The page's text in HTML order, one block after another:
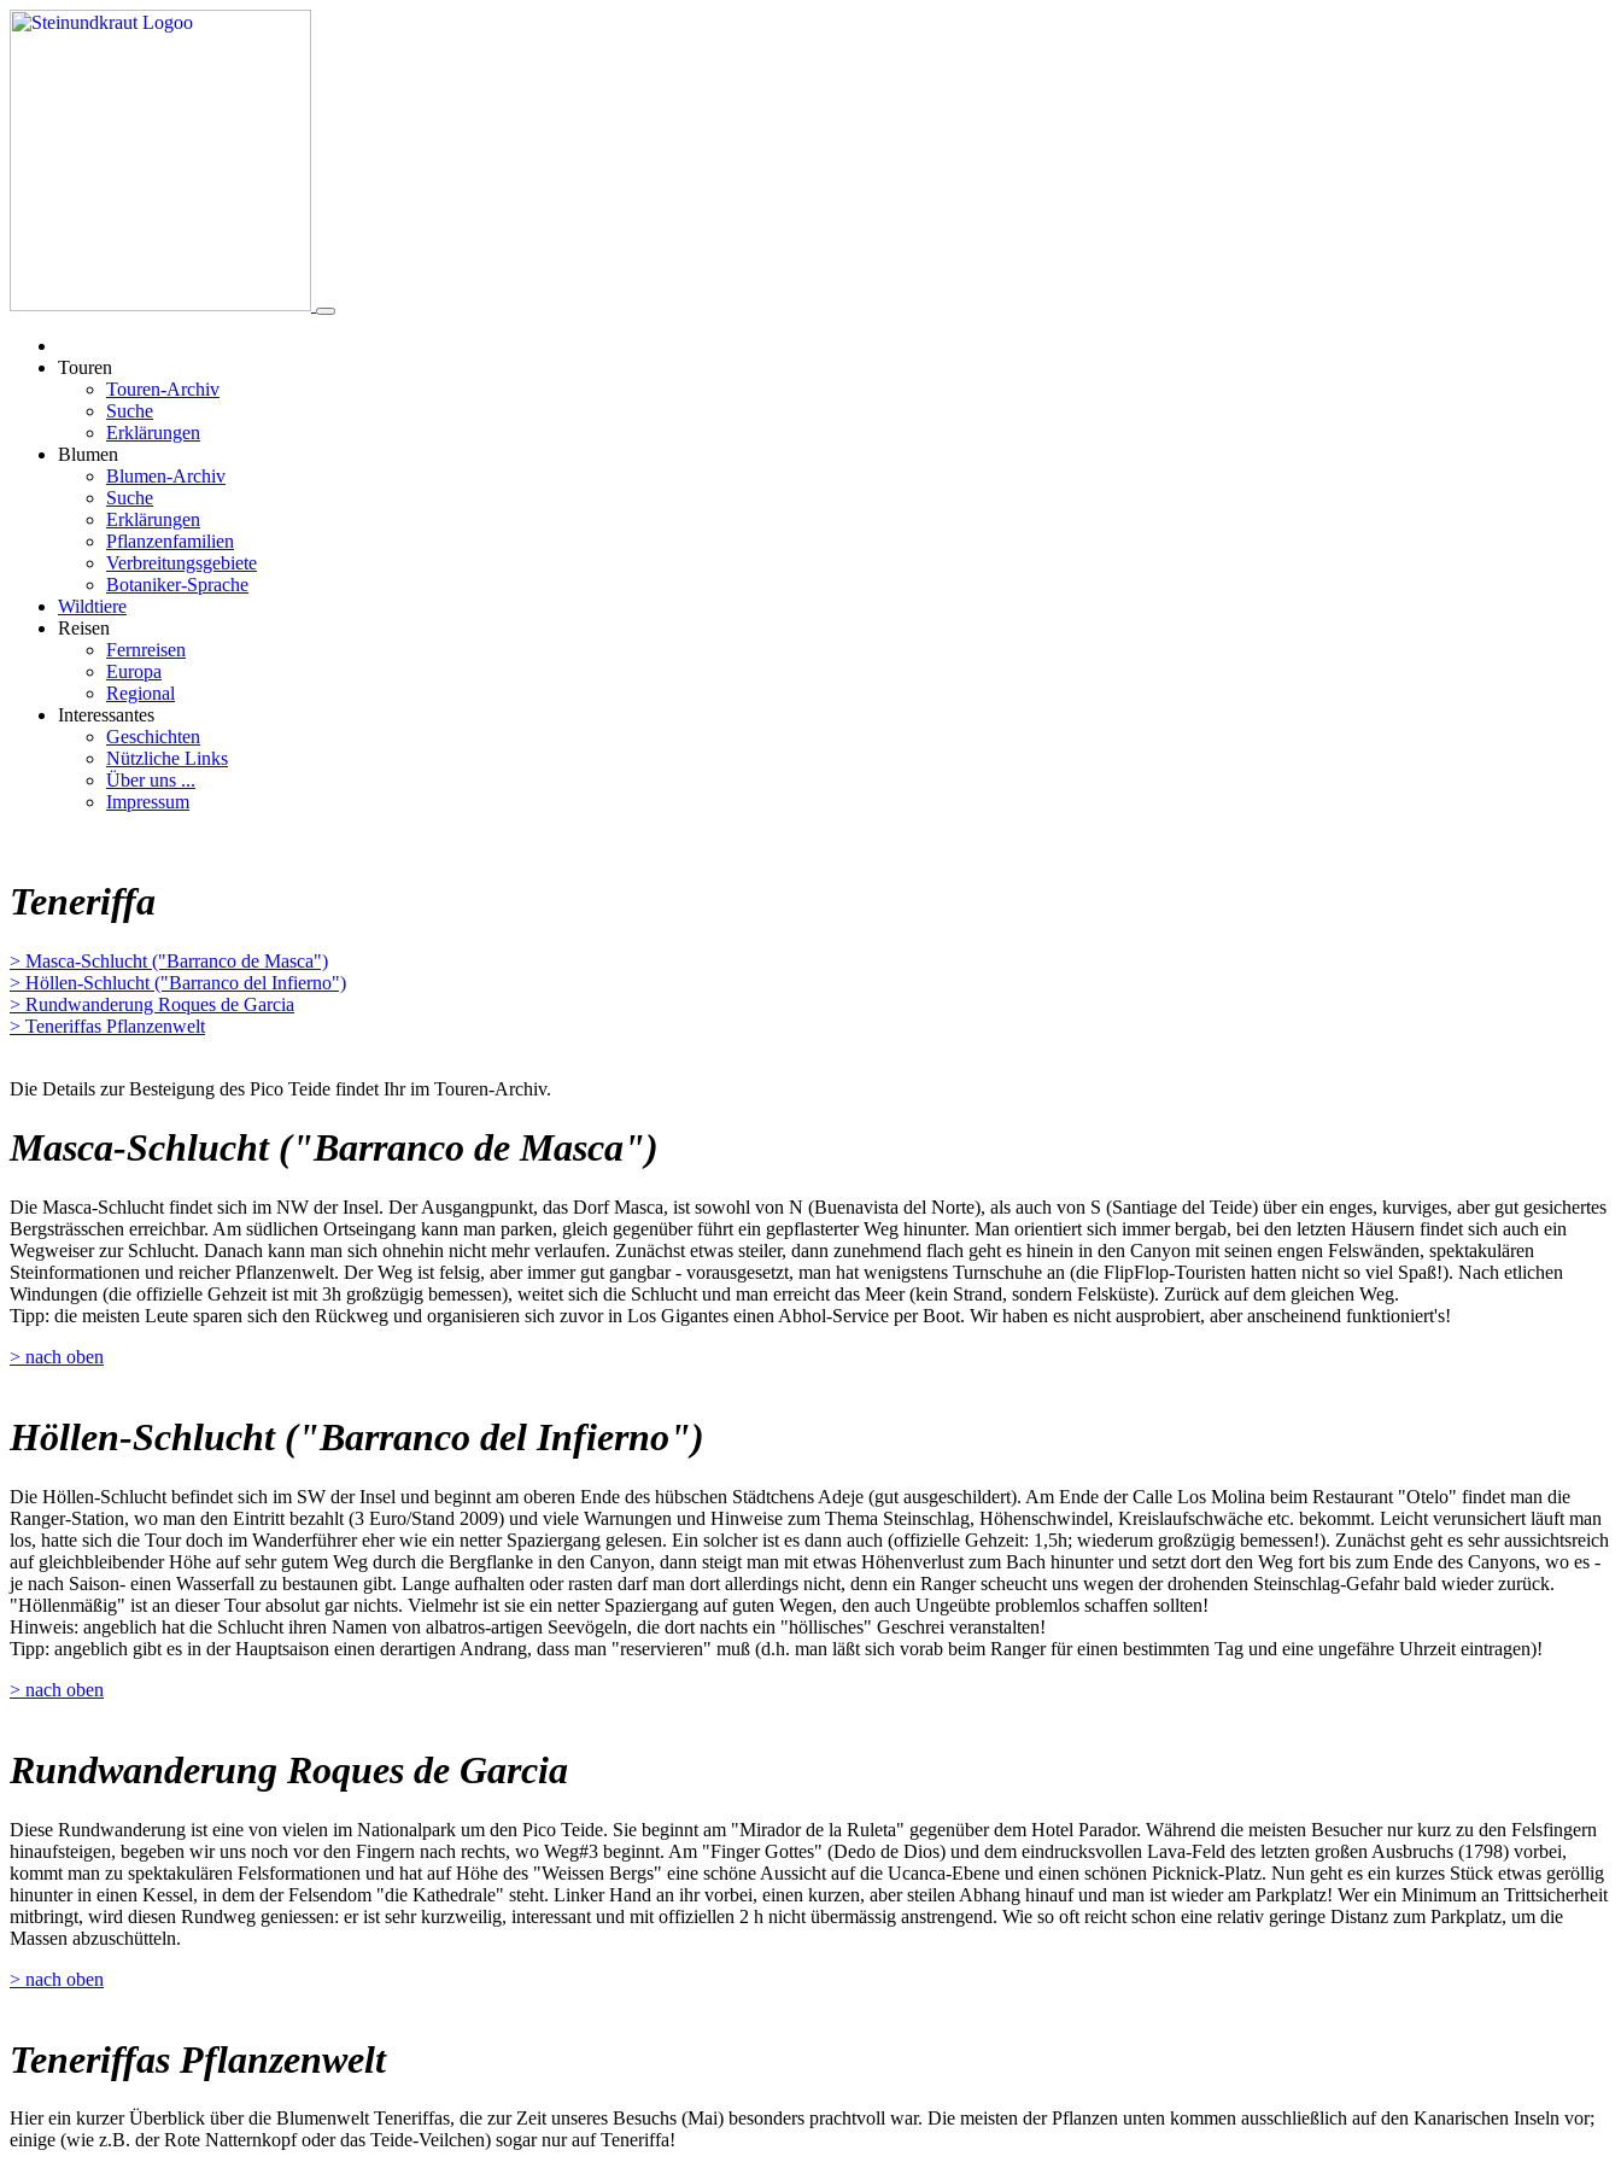
Touren
Touren-Archiv
Suche
Erklärungen
Blumen
Blumen-Archiv
Suche
Erklärungen
Pflanzenfamilien
Verbreitungsgebiete
Botaniker-Sprache
Wildtiere
Reisen
Fernreisen
Europa
Regional
Interessantes
Geschichten
Nützliche Links
Über uns ...
Impressum
Teneriffa
> Masca-Schlucht ("Barranco de Masca")
> Höllen-Schlucht ("Barranco del Infierno")
> Rundwanderung Roques de Garcia
> Teneriffas Pflanzenwelt
Die Details zur Besteigung des Pico Teide findet Ihr im Touren-Archiv.
Masca-Schlucht ("Barranco de Masca")
Die Masca-Schlucht findet sich im NW der Insel. Der Ausgangpunkt, das Dorf Masca, ist sowohl von N (Buenavista del Norte), als auch von S (Santiage del Teide) über ein enges, kurviges, aber gut gesichertes
Bergsträsschen erreichbar. Am südlichen Ortseingang kann man parken, gleich gegenüber führt ein gepflasterter Weg hinunter. Man orientiert sich immer bergab, bei den letzten Häusern findet sich auch ein
Wegweiser zur Schlucht. Danach kann man sich ohnehin nicht mehr verlaufen. Zunächst etwas steiler, dann zunehmend flach geht es hinein in den Canyon mit seinen engen Felswänden, spektakulären
Steinformationen und reicher Pflanzenwelt. Der Weg ist felsig, aber immer gut gangbar - vorausgesetzt, man hat wenigstens Turnschuhe an (die FlipFlop-Touristen hatten nicht so viel Spaß!). Nach etlichen
Windungen (die offizielle Gehzeit ist mit 3h großzügig bemessen), weitet sich die Schlucht und man erreicht das Meer (kein Strand, sondern Felsküste). Zurück auf dem gleichen Weg.
Tipp: die meisten Leute sparen sich den Rückweg und organisieren sich zuvor in Los Gigantes einen Abhol-Service per Boot. Wir haben es nicht ausprobiert, aber anscheinend funktioniert's!
> nach oben
Höllen-Schlucht ("Barranco del Infierno")
Die Höllen-Schlucht befindet sich im SW der Insel und beginnt am oberen Ende des hübschen Städtchens Adeje (gut ausgeschildert). Am Ende der Calle Los Molina beim Restaurant "Otelo" findet man die
Ranger-Station, wo man den Eintritt bezahlt (3 Euro/Stand 2009) und viele Warnungen und Hinweise zum Thema Steinschlag, Höhenschwindel, Kreislaufschwäche etc. bekommt. Leicht verunsichert läuft man
los, hatte sich die Tour doch im Wanderführer eher wie ein netter Spaziergang gelesen. Ein solcher ist es dann auch (offizielle Gehzeit: 1,5h; wiederum großzügig bemessen!). Zunächst geht es sehr aussichtsreich
auf gleichbleibender Höhe auf sehr gutem Weg durch die Bergflanke in den Canyon, dann steigt man mit etwas Höhenverlust zum Bach hinunter und setzt dort den Weg fort bis zum Ende des Canyons, wo es -
je nach Saison- einen Wasserfall zu bestaunen gibt. Lange aufhalten oder rasten darf man dort allerdings nicht, denn ein Ranger scheucht uns wegen der drohenden Steinschlag-Gefahr bald wieder zurück.
"Höllenmäßig" ist an dieser Tour absolut gar nichts. Vielmehr ist sie ein netter Spaziergang auf guten Wegen, den auch Ungeübte problemlos schaffen sollten!
Hinweis: angeblich hat die Schlucht ihren Namen von albatros-artigen Seevögeln, die dort nachts ein "höllisches" Geschrei veranstalten!
Tipp: angeblich gibt es in der Hauptsaison einen derartigen Andrang, dass man "reservieren" muß (d.h. man läßt sich vorab beim Ranger für einen bestimmten Tag und eine ungefähre Uhrzeit eintragen)!
> nach oben
Rundwanderung Roques de Garcia
Diese Rundwanderung ist eine von vielen im Nationalpark um den Pico Teide. Sie beginnt am "Mirador de la Ruleta" gegenüber dem Hotel Parador. Während die meisten Besucher nur kurz zu den Felsfingern
hinaufsteigen, begeben wir uns noch vor den Fingern nach rechts, wo Weg#3 beginnt. Am "Finger Gottes" (Dedo de Dios) und dem eindrucksvollen Lava-Feld des letzten großen Ausbruchs (1798) vorbei,
kommt man zu spektakulären Felsformationen und hat auf Höhe des "Weissen Bergs" eine schöne Aussicht auf die Ucanca-Ebene und einen schönen Picknick-Platz. Nun geht es ein kurzes Stück etwas geröllig
hinunter in einen Kessel, in dem der Felsendom "die Kathedrale" steht. Linker Hand an ihr vorbei, einen kurzen, aber steilen Abhang hinauf und man ist wieder am Parkplatz! Wer ein Minimum an Trittsicherheit
mitbringt, wird diesen Rundweg geniessen: er ist sehr kurzweilig, interessant und mit offiziellen 2 h nicht übermässig anstrengend. Wie so oft reicht schon eine relativ geringe Distanz zum Parkplatz, um die
Massen abzuschütteln.
> nach oben
Teneriffas Pflanzenwelt
Hier ein kurzer Überblick über die Blumenwelt Teneriffas, die zur Zeit unseres Besuchs (Mai) besonders prachtvoll war. Die meisten der Pflanzen unten kommen ausschließlich auf den Kanarischen Inseln vor;
einige (wie z.B. der Rote Natternkopf oder das Teide-Veilchen) sogar nur auf Teneriffa!